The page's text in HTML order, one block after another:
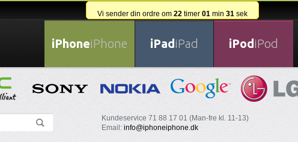
Vi sender din ordre om 22timer 01min 31sek
iPhoneiPhone iPadiPad iPodiPod
Kundeservice 71 88 17 01 (Man-fre kl. 11-13)
Email: info@iphoneiphone.dk